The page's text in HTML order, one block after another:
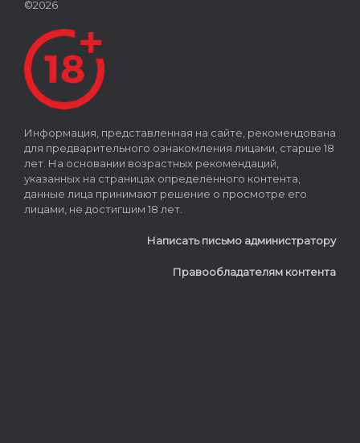
©2026
Информация, представленная на сайте, рекомендована
для предварительного ознакомления лицами, старше 18
лет. На основании возрастных рекомендаций,
указанных на страницах определённого контента,
данные лица принимают решение о просмотре его
лицами, не достигшим 18 лет.
Написать письмо администратору
Правообладателям контента